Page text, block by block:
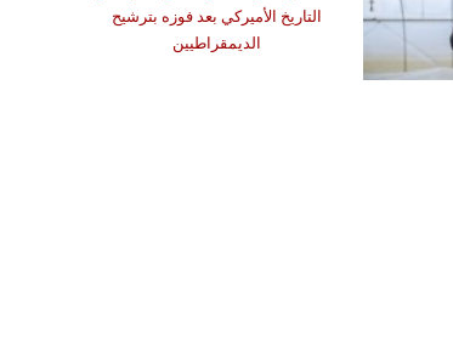
التاريخ الأميركي بعد فوزه بترشيح
الديمقراطيين